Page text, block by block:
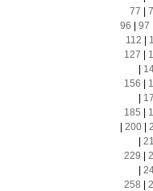
77
96
97
112
127
156
185
200|
229
258